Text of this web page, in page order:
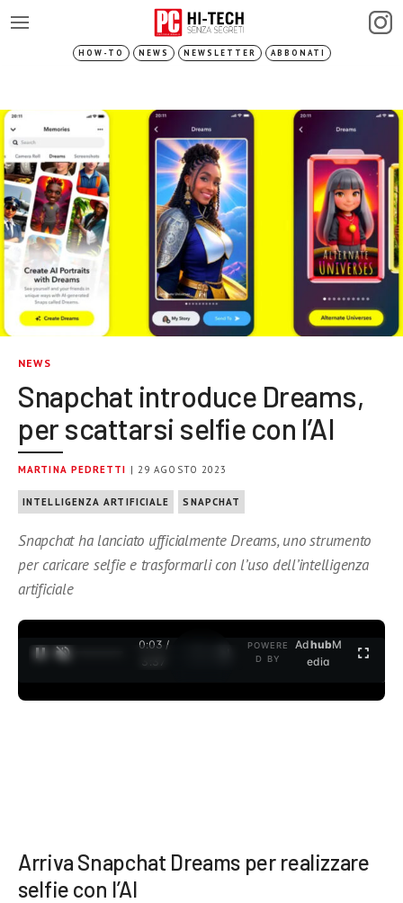
HOW-TO NEWS NEWSLETTER ABBONATI
NEWS
Snapchat introduce Dreams,
per scattarsi selfie con l’AI
MARTINA PEDRETTI | 29 AGOSTO 2023
INTELLIGENZA ARTIFICIALE SNAPCHAT
Snapchat ha lanciato ufficialmente Dreams, uno strumento
per caricare selfie e trasformarli con l’uso dell’intelligenza
artificiale
0:04 /
3:37
POWERE
D BY
AdhubM
edia
Arriva Snapchat Dreams per realizzare
selfie con l’AI